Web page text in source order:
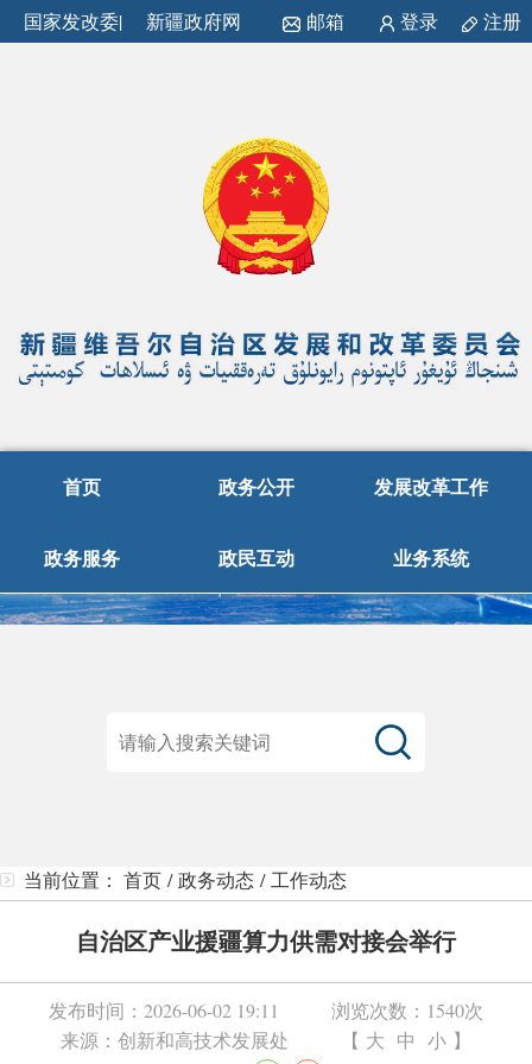
国家发改委| 新疆政府网 邮箱 登录 注册
首页 政务公开 发展改革工作
政务服务 政民互动 业务系统
当前位置： 首页 /政务动态 / 工作动态
自治区产业援疆算力供需对接会举行
发布时间： 2026-06-02 19:11 浏览次数： 1540次
来源： 创新和高技术发展处 【 大 中 小 】